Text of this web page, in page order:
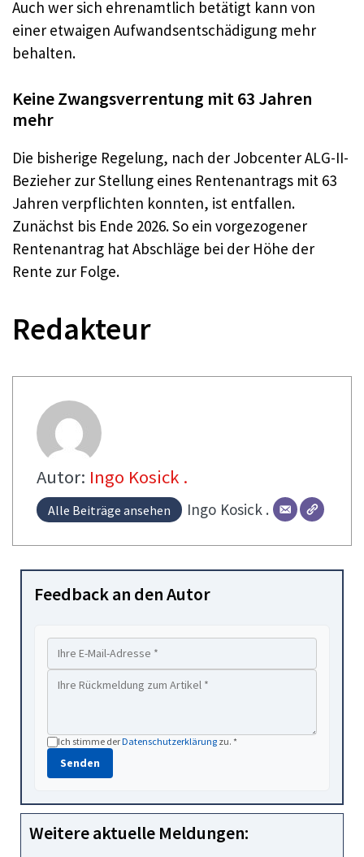
Auch wer sich ehrenamtlich betätigt kann von
einer etwaigen Aufwandsentschädigung mehr
behalten.
Keine Zwangsverrentung mit 63 Jahren
mehr
Die bisherige Regelung, nach der Jobcenter ALG-II-
Bezieher zur Stellung eines Rentenantrags mit 63
Jahren verpflichten konnten, ist entfallen.
Zunächst bis Ende 2026. So ein vorgezogener
Rentenantrag hat Abschläge bei der Höhe der
Rente zur Folge.
Redakteur
Autor: Ingo Kosick .
Alle Beiträge ansehen Ingo Kosick .
Feedback an den Autor
Ich stimme derDatenschutzerklärung zu. *
Senden
Weitere aktuelle Meldungen: